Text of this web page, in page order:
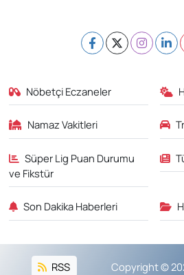
Nöbetçi Eczaneler
Namaz Vakitleri
Süper Lig Puan Durumu
ve Fikstür
Son Dakika Haberleri
RSS Copyright ©